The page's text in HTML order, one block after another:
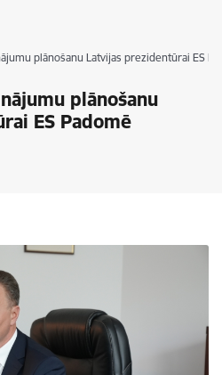
plānošanu Latvijas prezidentūrai ES
plānošanu
ES Padomē